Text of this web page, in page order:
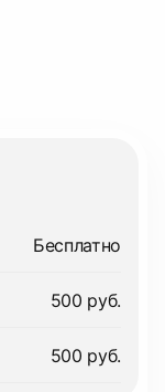
Бесплатно
500 руб.
500 руб.